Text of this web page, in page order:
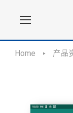
Home 产品